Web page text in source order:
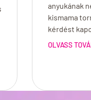
anyukának
kismama
kérdést
OLVASS